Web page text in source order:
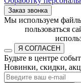
Заказ звонка
​​​​​​​Мы используем
пользоваться
Я СОГЛАСЕН
Будьте в центре
Новинки, скидки,